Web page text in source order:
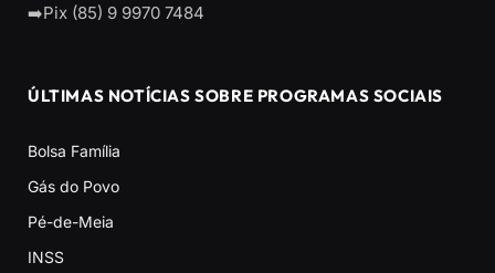
➡️Pix (85) 9 9970 7484
ÚLTIMAS NOTÍCIAS SOBRE PROGRAMAS SOCIAIS
Bolsa Família
Gás do Povo
Pé-de-Meia
INSS